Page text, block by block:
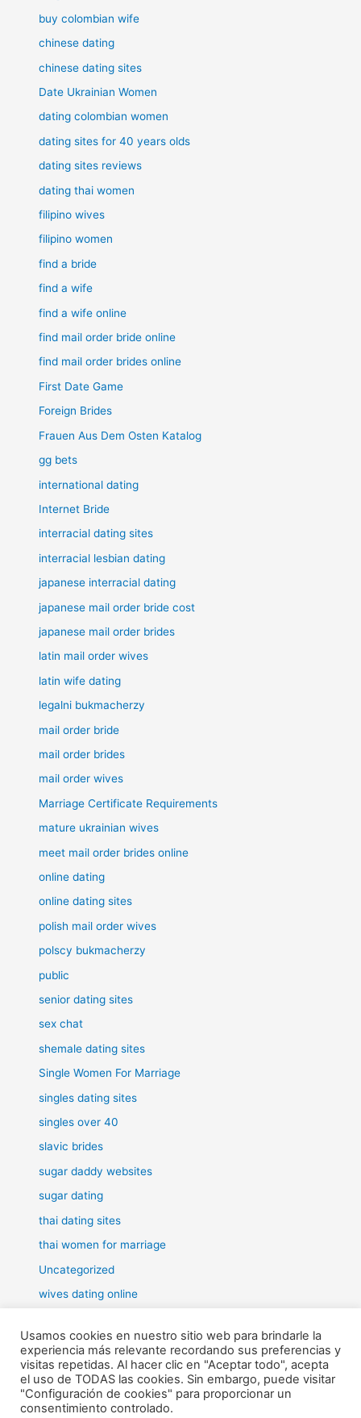
buy colombian wife
chinese dating
chinese dating sites
Date Ukrainian Women
dating colombian women
dating sites for 40 years olds
dating sites reviews
dating thai women
filipino wives
filipino women
find a bride
find a wife
find a wife online
find mail order bride online
find mail order brides online
First Date Game
Foreign Brides
Frauen Aus Dem Osten Katalog
gg bets
international dating
Internet Bride
interracial dating sites
interracial lesbian dating
japanese interracial dating
japanese mail order bride cost
japanese mail order brides
latin mail order wives
latin wife dating
legalni bukmacherzy
mail order bride
mail order brides
mail order wives
Marriage Certificate Requirements
mature ukrainian wives
meet mail order brides online
online dating
online dating sites
polish mail order wives
polscy bukmacherzy
public
senior dating sites
sex chat
shemale dating sites
Single Women For Marriage
singles dating sites
singles over 40
slavic brides
sugar daddy websites
sugar dating
thai dating sites
thai women for marriage
Uncategorized
wives dating online
Todos los derechos © 2026 RHE | Funciona gracias a
Usamos cookies en nuestro sitio web para brindarle la
experiencia más relevante recordando sus preferencias y
visitas repetidas. Al hacer clic en "Aceptar todo", acepta
el uso de TODAS las cookies. Sin embargo, puede visitar
"Configuración de cookies" para proporcionar un
consentimiento controlado.